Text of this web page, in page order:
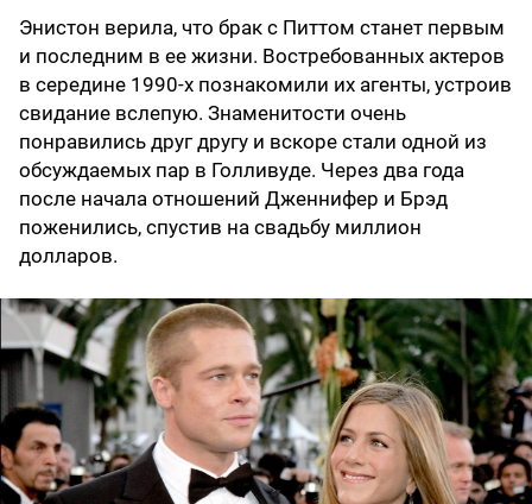
Энистон верила, что брак с Питтом станет первым
и последним в ее жизни. Востребованных актеров
в середине 1990-х познакомили их агенты, устроив
свидание вслепую. Знаменитости очень
понравились друг другу и вскоре стали одной из
обсуждаемых пар в Голливуде. Через два года
после начала отношений Дженнифер и Брэд
поженились, спустив на свадьбу миллион
долларов.